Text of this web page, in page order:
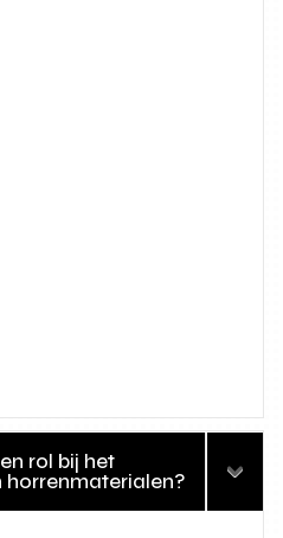
rol bij het
horrenmaterialen?